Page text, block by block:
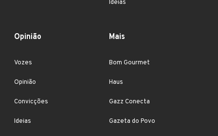
Ideias
Opinião
Vozes
Opinião
Convicções
Ideias
Mais
Bom Gourmet
Haus
Gazz Conecta
Gazeta do Povo